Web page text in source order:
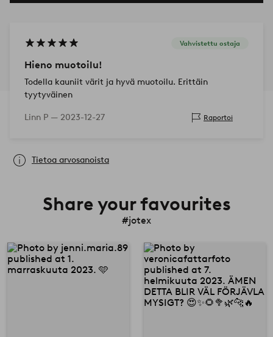
Vahvistettu ostaja
Hieno muotoilu!
Todella kauniit värit ja hyvä muotoilu. Erittäin
tyytyväinen
Linn P — 2023-12-27 Raportoi
Tietoa arvosanoista
Share your favourites
#jotex